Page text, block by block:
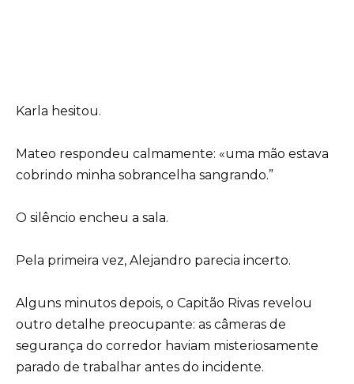
Karla hesitou.
Mateo respondeu calmamente: «uma mão estava
cobrindo minha sobrancelha sangrando.”
O silêncio encheu a sala.
Pela primeira vez, Alejandro parecia incerto.
Alguns minutos depois, o Capitão Rivas revelou
outro detalhe preocupante: as câmeras de
segurança do corredor haviam misteriosamente
parado de trabalhar antes do incidente.